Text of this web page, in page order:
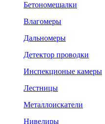
Бетономешалки
Влагомеры
Дальномеры
Детектор проводки
Инспекционые камеры
Лестницы
Металлоискатели
Нивелиры